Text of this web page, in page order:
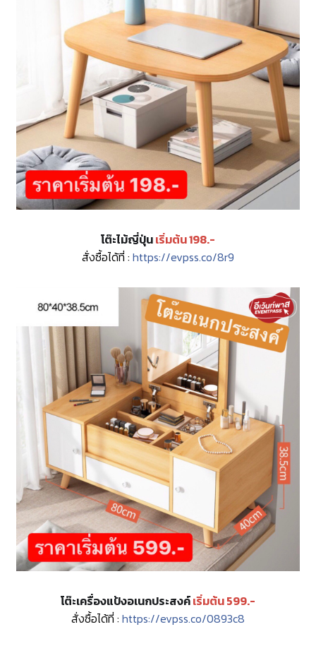
โต๊ะไม้ญี่ปุ่นเริ่มต้น 198.-
สั่งซื้อได้ที่ : https://evpss.co/8r9
โต๊ะเครื่องแป้งอเนกประสงค์เริ่มต้น 599.-
สั่งซื้อได้ที่ : https://evpss.co/0893c8